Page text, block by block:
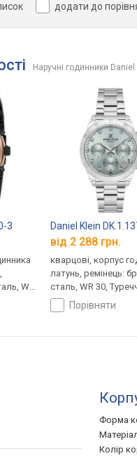
додати до
Наручні годинники Daniel
3
WR
Daniel Klein
від 2 288 грн.
кварцові, корпус
латунь, ремінець:
сталь, WR 30,
порівняти
Форма
Колір